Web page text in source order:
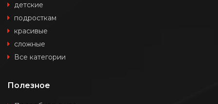
детские
подросткам
красивые
сложные
Все категории
Полезное